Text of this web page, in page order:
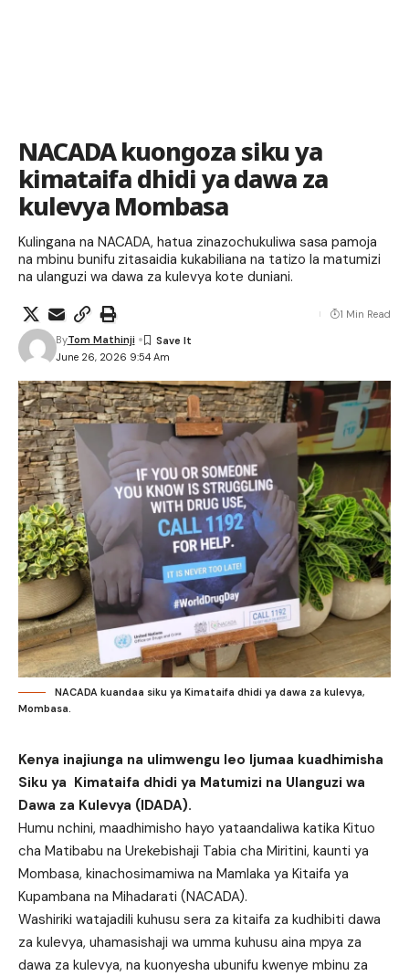
NACADA kuongoza siku ya
kimataifa dhidi ya dawa za
kulevya Mombasa
Kulingana na NACADA, hatua zinazochukuliwa sasa pamoja
na mbinu bunifu zitasaidia kukabiliana na tatizo la matumizi
na ulanguzi wa dawa za kulevya kote duniani.
June 26, 2026 9:54 Am
ByTom Mathinji
1 Min Read
NACADA kuandaa siku ya Kimataifa dhidi ya dawa za kulevya,
Mombasa.
Kenya inajiunga na ulimwengu leo Ijumaa kuadhimisha
Siku ya Kimataifa dhidi ya Matumizi na Ulanguzi wa
Dawa za Kulevya (IDADA).
Humu nchini, maadhimisho hayo yataandaliwa katika Kituo
cha Matibabu na Urekebishaji Tabia cha Miritini, kaunti ya
Mombasa, kinachosimamiwa na Mamlaka ya Kitaifa ya
Kupambana na Mihadarati (NACADA).
Washiriki watajadili kuhusu sera za kitaifa za kudhibiti dawa
za kulevya, uhamasishaji wa umma kuhusu aina mpya za
dawa za kulevya, na kuonyesha ubunifu kwenye mbinu za